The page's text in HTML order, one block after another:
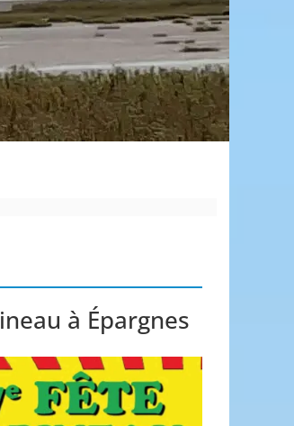
à Épargnes